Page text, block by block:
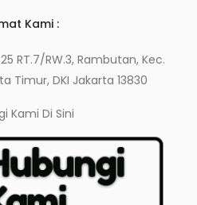
Kami :
RT.7/RW.3, Rambutan, Kec.
Timur, DKI Jakarta 13830
Kami Di Sini